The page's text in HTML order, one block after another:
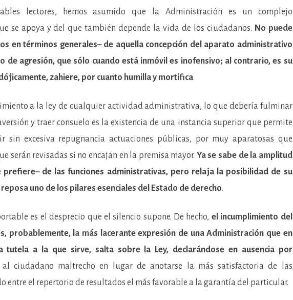
lectores, hemos asumido que la Administración es un complejo
se apoya y del que también depende la vida de los ciudadanos. No puede
en términos generales– de aquella concepción del aparato administrativo
de agresión, que sólo cuando está inmóvil es inofensivo; al contrario, es su
zahiere, por cuanto humilla y mortifica.
a la ley de cualquier actividad administrativa, lo que debería fulminar
y traer consuelo es la existencia de una instancia superior que permite
sin excesiva repugnancia actuaciones públicas, por muy aparatosas que
serán revisadas si no encajan en la premisa mayor. Ya se sabe de la amplitud
prefiere– de las funciones administrativas, pero relaja la posibilidad de su
uno de los pilares esenciales del Estado de derecho.
es el desprecio que el silencio supone. De hecho, el incumplimiento del
probablemente, la más lacerante expresión de una Administración que en
tutela a la que sirve, salta sobre la Ley, declarándose en ausencia por
ciudadano maltrecho en lugar de anotarse la más satisfactoria de las
entre el repertorio de resultados el más favorable a la garantía del particular.